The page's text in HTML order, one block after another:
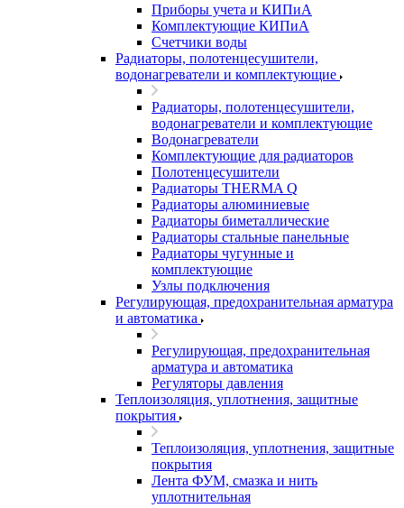
Приборы учета и КИПиА
Комплектующие КИПиА
Счетчики воды
Радиаторы, полотенцесушители,
водонагреватели и комплектующие
Радиаторы, полотенцесушители,
водонагреватели и комплектующие
Водонагреватели
Комплектующие для радиаторов
Полотенцесушители
Радиаторы THERMA Q
Радиаторы алюминиевые
Радиаторы биметаллические
Радиаторы стальные панельные
Радиаторы чугунные и
комплектующие
Узлы подключения
Регулирующая, предохранительная арматура
и автоматика
Регулирующая, предохранительная
арматура и автоматика
Регуляторы давления
Теплоизоляция, уплотнения, защитные
покрытия
Теплоизоляция, уплотнения, защитные
покрытия
Лента ФУМ, смазка и нить
уплотнительная